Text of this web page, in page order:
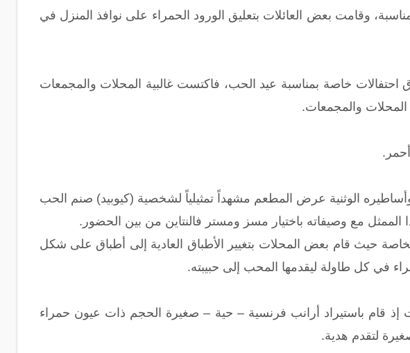
وقامت بعض العائلات بتعليق الورود الحمراء على نوافذ المنزل في
احتفالات خاصة بمناسبة عيد الحب، فاكتست غالبية المحلات والمجمعات
المحلات والمجمعات.
الوثنية عرض المطعم مشهداً تمثيلياً لشخصية (كيوبيد) صنم الحب
مع وصيفاته باختيار مسز ومستر فالنتاين من بين الحضور.
حيث قام بعض المحلات بتغيير الأطباق العادية إلى أطباق على شكل
في كل طاولة ليقدمها المحب إلى حبيبته.
إذ قام باستيراد أرانب فرنسية – حية – صغيرة الحجم ذات عيون حمراء
لتقدم هدية.